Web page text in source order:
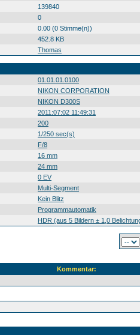
139840
0
0.00 (0 Stimme(n))
452.8 KB
Thomas
01.01.01.0100
NIKON CORPORATION
NIKON D300S
2011:07:02 11:49:31
200
1/250 sec(s)
F/8
16 mm
24 mm
0 EV
Multi-Segment
Kein Blitz
Programmautomatik
HDR (aus 5 Bildern ± 1,0
Kommentar: